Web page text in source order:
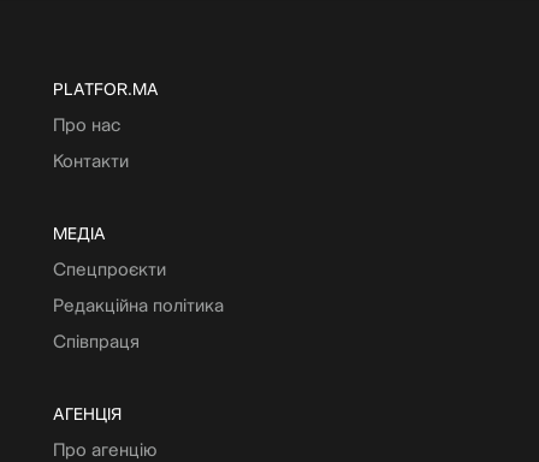
PLATFOR.MA
Про нас
Контакти
МЕДІА
Спецпроєкти
Редакційна політика
Співпраця
АГЕНЦІЯ
Про агенцію